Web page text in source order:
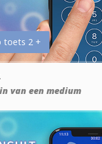
toets 2 +
van een medium